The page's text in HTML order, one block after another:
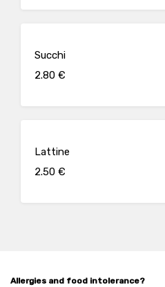
Succhi
2.80 €
Lattine
2.50 €
Allergies and food intolerance?